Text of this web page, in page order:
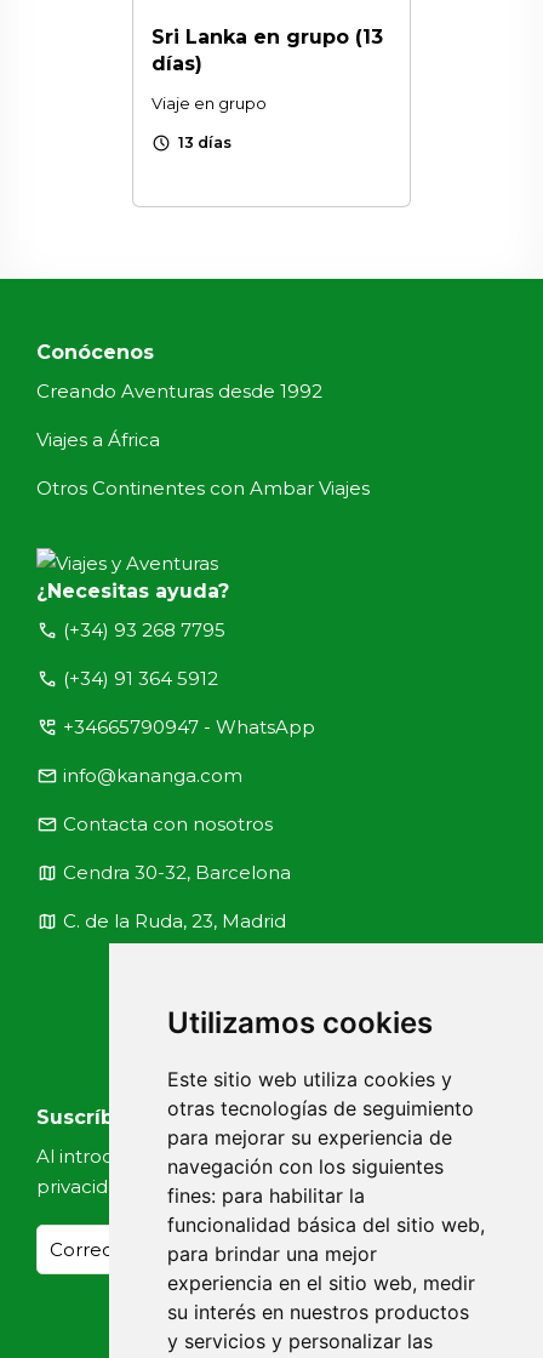
Utilizamos cookies
Este sitio web utiliza cookies y
otras tecnologías de seguimiento
para mejorar su experiencia de
navegación con los siguientes
fines: para habilitar la
funcionalidad básica del sitio web,
para brindar una mejor
experiencia en el sitio web, medir
su interés en nuestros productos
y servicios y personalizar las
Sri Lanka en grupo (13
días)
Viaje en grupo
schedule 13 días
Conócenos
Creando Aventuras desde 1992
Viajes a África
Otros Continentes con Ambar Viajes
¿Necesitas ayuda?
call (+34) 93 268 7795
call (+34) 91 364 5912
perm_phone_msg +34665790947 - WhatsApp
email info@kananga.com
email Contacta con nosotros
map Cendra 30-32, Barcelona
map C. de la Ruda, 23, Madrid
Suscríbete a nuestras noticias
Al introducir tu email, aceptas nuestra Política de
privacidad